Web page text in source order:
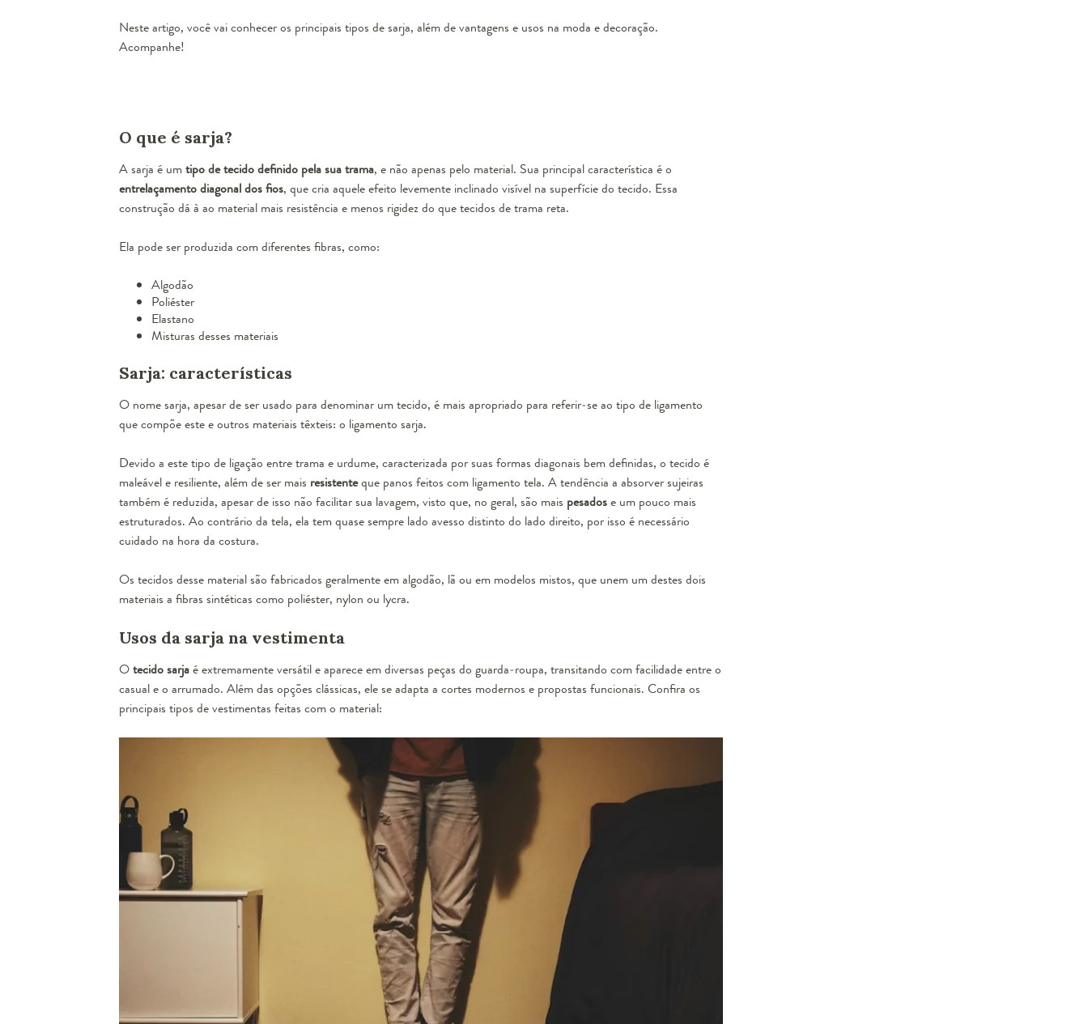
Neste artigo, você vai conhecer os principais tipos de sarja, além de vantagens e usos na moda e decoração.
Acompanhe!
O que é sarja?
A sarja é umtipo de tecido definido pela sua trama, e não apenas pelo material. Sua principal característica é o
entrelaçamento diagonal dos fios, que cria aquele efeito levemente inclinado visível na superfície do tecido. Essa
construção dá à ao material mais resistência e menos rigidez do que tecidos de trama reta.
Ela pode ser produzida com diferentes fibras, como:
Algodão
Poliéster
Elastano
Misturas desses materiais
Sarja: características
O nomesarja, apesar de ser usado para denominar um tecido, é mais apropriado para referir-se ao tipo de ligamento
que compõe este e outros materiais têxteis: o ligamento sarja.
Devido a este tipo de ligação entre trama e urdume, caracterizada por suas formas diagonais bem definidas, o tecido é
maleável e resiliente, além de ser mais resistenteque panos feitos com ligamento tela. A tendência a absorver sujeiras
também é reduzida, apesar de isso não facilitar sua lavagem, visto que, no geral, são mais pesadose um pouco mais
estruturados. Ao contrário da tela, ela tem quase sempre lado avesso distinto do lado direito, por isso é necessário
cuidado na hora da costura.
Os tecidos desse material são fabricados geralmente em algodão, lã ou em modelos mistos, que unem um destes dois
materiais a fibras sintéticas como poliéster, nylon ou lycra.
Usos da sarja na vestimenta
Otecido sarjaé extremamente versátil e aparece em diversas peças do guarda-roupa, transitando com facilidade entre o
casual e o arrumado. Além das opções clássicas, ele se adapta a cortes modernos e propostas funcionais. Confira os
principais tipos de vestimentas feitas com o material: